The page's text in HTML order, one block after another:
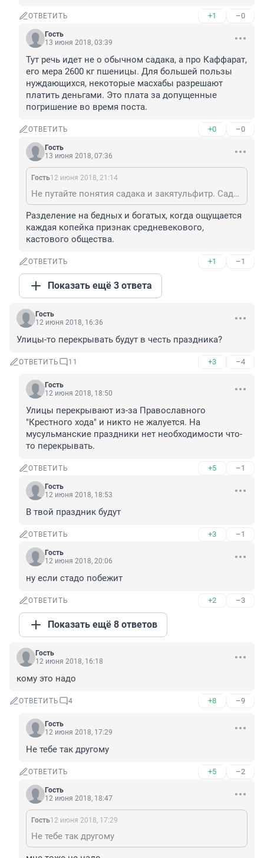
ОТВЕТИТЬ +1 –0
Гость
13 июня 2018, 03:39
Тут речь идет не о обычном садака, а про Каффарат,
его мера 2600 кг пшеницы. Для большей пользы
нуждающихся, некоторые масхабы разрешают
платить деньгами. Это плата за допущенные
погришение во время поста.
ОТВЕТИТЬ +0 –0
Гость
13 июня 2018, 07:36
Гость12 июня 2018, 21:14
Не путайте понятия садака и закятульфитр. Садака дают кто сколько может. И второй момент, если кому то 250 р может показаться мало, то посмотрите со стороны нуждающихся, если вы им дадите 50 или 250, это будет ощутимо для них. Лучше давать, если есть нуждающиеся родственники.
Разделение на бедных и богатых, когда ощущается
каждая копейка признак средневекового,
кастового общества.
ОТВЕТИТЬ +1 –1
Показать ещё 3 ответа
Гость
12 июня 2018, 16:36
Улицы-то перекрывать будут в честь праздника?
ОТВЕТИТЬ 11 +3 –4
Гость
12 июня 2018, 18:50
Улицы перекрывают из-за Православного
"Крестного хода" и никто не жалуется. На
мусульманские праздники нет необходимости что-
то перекрывать.
ОТВЕТИТЬ +5 –1
Гость
12 июня 2018, 18:53
В твой праздник будут
ОТВЕТИТЬ +3 –1
Гость
12 июня 2018, 20:06
ну если стадо побежит
ОТВЕТИТЬ +2 –3
Показать ещё 8 ответов
Гость
12 июня 2018, 16:18
кому это надо
ОТВЕТИТЬ 4 +8 –9
Гость
12 июня 2018, 17:29
Не тебе так другому
ОТВЕТИТЬ +5 –2
Гость
12 июня 2018, 18:47
Гость12 июня 2018, 17:29
Не тебе так другому